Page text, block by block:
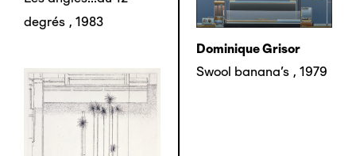
degrés , 1983
Dominique Grisor
Swool banana's , 1979